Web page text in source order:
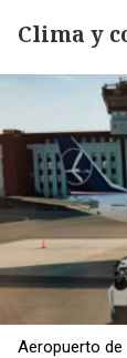
Clima y
Aeropuerto de